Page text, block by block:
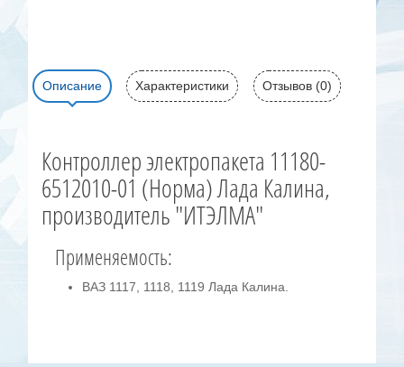
Описание Характеристики Отзывов (0)
Контроллер электропакета 11180-
6512010-01 (Норма) Лада Калина,
производитель "ИТЭЛМА"
Применяемость:
ВАЗ 1117, 1118, 1119 Лада Калина.